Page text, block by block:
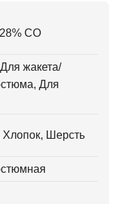
CO
жакета/
Для
Хлопок, Шерсть